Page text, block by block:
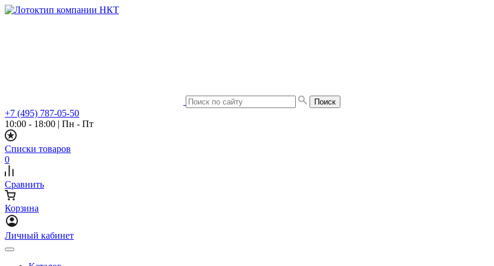
+7 (495) 787-05-50
10:00 - 18:00 | Пн - Пт
Списки товаров
0
Сравнить
Корзина
Личный кабинет